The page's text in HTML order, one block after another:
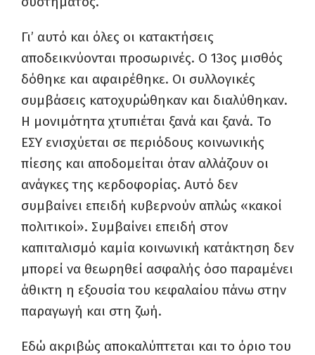
Γι’ αυτό και όλες οι κατακτήσεις
αποδεικνύονται προσωρινές. Ο 13ος μισθός
δόθηκε και αφαιρέθηκε. Οι συλλογικές
συμβάσεις κατοχυρώθηκαν και διαλύθηκαν.
Η μονιμότητα χτυπιέται ξανά και ξανά. Το
ΕΣΥ ενισχύεται σε περιόδους κοινωνικής
πίεσης και αποδομείται όταν αλλάζουν οι
ανάγκες της κερδοφορίας. Αυτό δεν
συμβαίνει επειδή κυβερνούν απλώς «κακοί
πολιτικοί». Συμβαίνει επειδή στον
καπιταλισμό καμία κοινωνική κατάκτηση δεν
μπορεί να θεωρηθεί ασφαλής όσο παραμένει
άθικτη η εξουσία του κεφαλαίου πάνω στην
παραγωγή και στη ζωή.
Εδώ ακριβώς αποκαλύπτεται και το όριο του